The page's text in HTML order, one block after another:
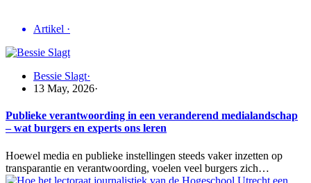
Artikel ·
Bessie Slagt·
13 May, 2026·
Publieke verantwoording in een veranderend medialandschap
– wat burgers en experts ons leren
Hoewel media en publieke instellingen steeds vaker inzetten op
transparantie en verantwoording, voelen veel burgers zich…